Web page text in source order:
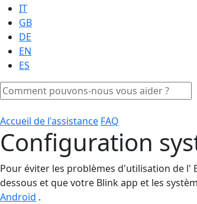
IT
GB
DE
EN
ES
Accueil de l'assistance FAQ
Configuration
Pour éviter les problèmes d'utilisation de l'
dessous et que votre Blink app et les
Android .